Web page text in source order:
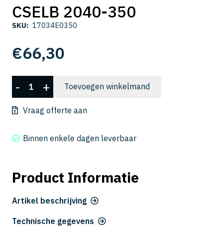
CSELB 2040-350
SKU: 17034E0350
€66,30
CSELB
2040-
350
- + Toevoegen winkelmand
Vraag offerte aan
Binnen enkele dagen leverbaar
Product Informatie
Artikel beschrijving
Technische gegevens